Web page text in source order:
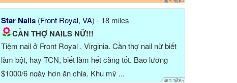
Star Nails (Front Royal, VA) - 18 miles
CẦN THỢ NAILS NỮ!!!
Tiệm nail ở Front Royal , Virginia. Cần thợ nail nữ biết
làm bột, hay TCN, biết làm hết càng tốt. Bao lương
$1000/6 ngày hơn ăn chia. Khu mỹ ...